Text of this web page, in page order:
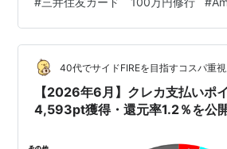
達成状況のお知らせが来るみたいなの
を待ちたいと思います。 Amazonギ
40代でサイドFIREを目指すコスパ重
【2026年6月】クレカ支払いポ
4,593pt獲得・還元率1.2％を公